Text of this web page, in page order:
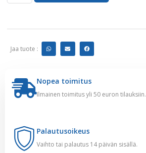
Jaa tuote :
Nopea toimitus
Ilmainen toimitus yli 50 euron tilauksiin.
Palautusoikeus
Vaihto tai palautus 14 päivän sisällä.